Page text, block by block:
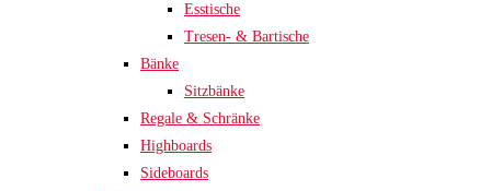
Esstische
Tresen- & Bartische
Bänke
Sitzbänke
Regale & Schränke
Highboards
Sideboards